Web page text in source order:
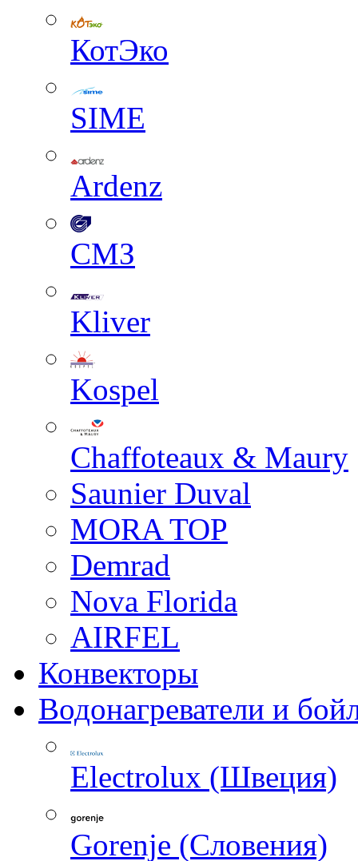
КотЭко
SIME
Ardenz
СМЗ
Kliver
Kospel
Chaffoteaux & Maury
Saunier Duval
MORA TOP
Demrad
Nova Florida
AIRFEL
Конвекторы
Водонагреватели и
Electrolux (Швеция)
Gorenje (Словения)